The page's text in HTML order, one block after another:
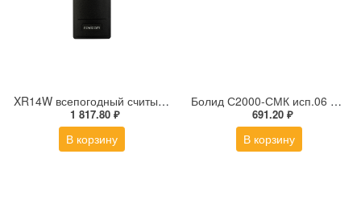
XR14W всепогодный считыватель EM-Marin|Mifare|NFC
1 817.80 ₽
В корзину
Болид С2000-СМК исп.06 Извещатель охранный магнитоконтактный адресный
691.20 ₽
В корзину